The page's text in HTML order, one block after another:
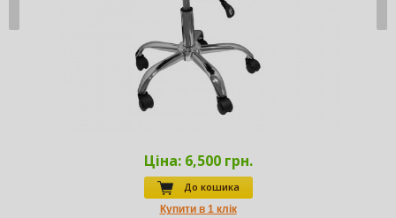
Ціна: 6,500 грн.
До кошика